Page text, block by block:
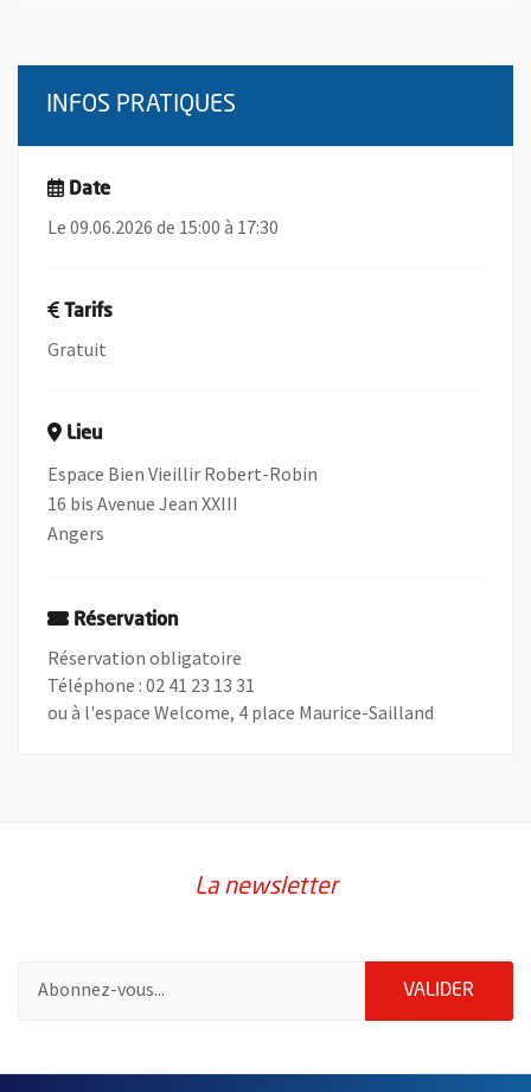
INFOS PRATIQUES
Date
Le 09.06.2026 de 15:00 à 17:30
Tarifs
Gratuit
Lieu
Espace Bien Vieillir Robert-Robin
16 bis Avenue Jean XXIII
Angers
Réservation
Réservation obligatoire
Téléphone : 02 41 23 13 31
ou à l'espace Welcome, 4 place Maurice-Sailland
La newsletter
VALIDER